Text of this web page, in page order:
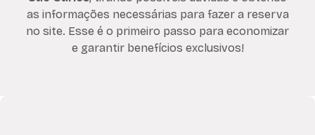
as informações necessárias para fazer a reserva
no site. Esse é o primeiro passo para economizar
e garantir benefícios exclusivos!